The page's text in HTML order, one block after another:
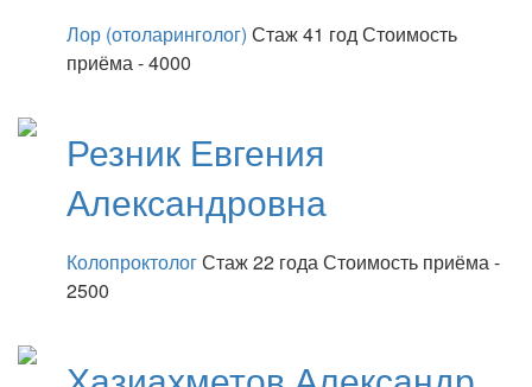
Лор (отоларинголог) Стаж 41 год Стоимость
приёма - 4000
Резник Евгения
Александровна
КолопроктологСтаж 22 года Стоимость приёма -
2500